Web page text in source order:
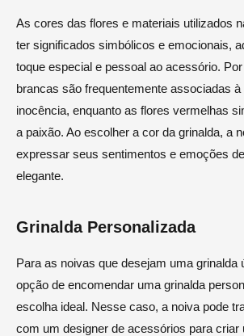
As cores das flores e materiais utilizados
ter significados simbólicos e emocionais,
toque especial e pessoal ao acessório.
brancas são frequentemente associadas à
inocência, enquanto as flores vermelhas
a paixão. Ao escolher a cor da grinalda, a
expressar seus sentimentos e emoções
elegante.
Grinalda Personalizada
Para as noivas que desejam uma grinalda
opção de encomendar uma grinalda
escolha ideal. Nesse caso, a noiva pode
com um designer de acessórios para criar